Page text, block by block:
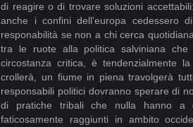
di reagire o di trovare soluzioni
anche i confini dell'europa cedessero
responabilità se non a chi cerca
tra le ruote alla politica salviniana
circostanza critica, è tendenzialmente
crollerà, un fiume in piena travolgerà
responsabili politici dovranno sperare di
di pratiche tribali che nulla hanno a
faticosamente raggiunti in ambito